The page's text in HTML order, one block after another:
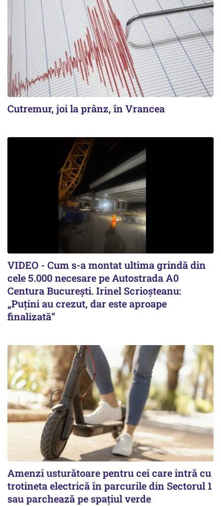
Cutremur, joi la prânz, în Vrancea
VIDEO - Cum s-a montat ultima grindă din
cele 5.000 necesare pe Autostrada A0
Centura București. Irinel Scrioșteanu:
„Puțini au crezut, dar este aproape
finalizată”
Amenzi usturătoare pentru cei care intră cu
trotineta electrică în parcurile din Sectorul 1
sau parchează pe spațiul verde